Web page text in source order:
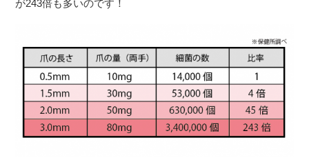
が243倍も多いのです！